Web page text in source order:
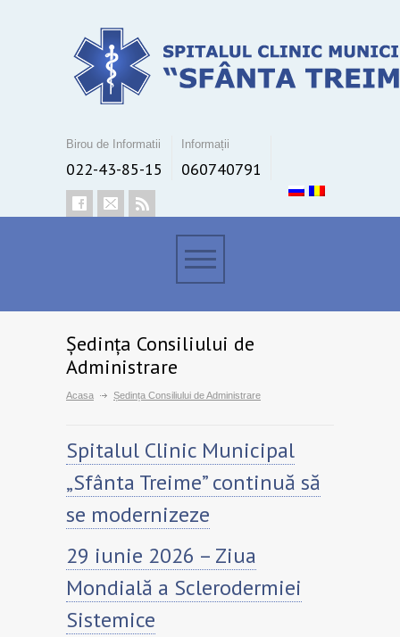
Birou de Informatii
022-43-85-15
Informații
060740791
Ședința Consiliului de
Administrare
Acasa Ședința Consiliului de Administrare
Spitalul Clinic Municipal
„Sfânta Treime” continuă să
se modernizeze
29 iunie 2026 – Ziua
Mondială a Sclerodermiei
Sistemice